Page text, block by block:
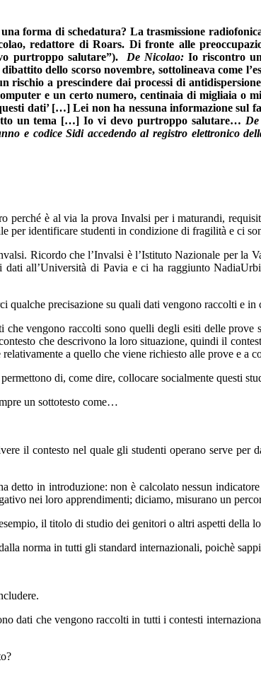
forma di schedatura? La trasmissione
redattore di Roars. Di fronte alle
purtroppo salutare”).
De Nicolao:Io riscontro un
dello scorso novembre, sottolineava come
rischio a prescindere dai processi di
e un certo numero, centinaia di migliaia o
dati’ […] Lei non ha nessuna informazione sul
un tema […] Io vi devo purtroppo salutare…
e codice Sidi accedendo al registro elettronico
perché è al via la prova Invalsi per i maturandi,
per identificare studenti in condizione di fragilità e ci
Ricordo che l’Invalsi è l’Istituto Nazionale per la
all’Università di Pavia e ci ha raggiunto
precisazione su quali dati vengono raccolti e in
vengono raccolti sono quelli degli esiti delle
che descrivono la loro situazione, quindi il
a quello che viene richiesto alle prove e a
di, come dire, collocare socialmente questi
un sottotesto come…
il contesto nel quale gli studenti operano serve
detto in introduzione: non è calcolato nessun
nei loro apprendimenti; diciamo, misurano un
il titolo di studio dei genitori o altri aspetti della
norma in tutti gli standard internazionali, poichè
dati che vengono raccolti in tutti i contesti